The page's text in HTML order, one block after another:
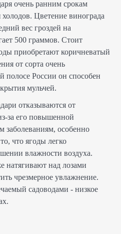
очень ранним срокам
Цветение винограда
вес гроздей на
500 граммов. Стоит
приобретают коричневатый
от сорта очень
полосе России он способен
мульчей.
отказываются от
за его повышенной
заболеваниям, особенно
что ягоды легко
влажности воздуха.
натягивают над лозами
чрезмерное увлажнение.
садоводами - низкое